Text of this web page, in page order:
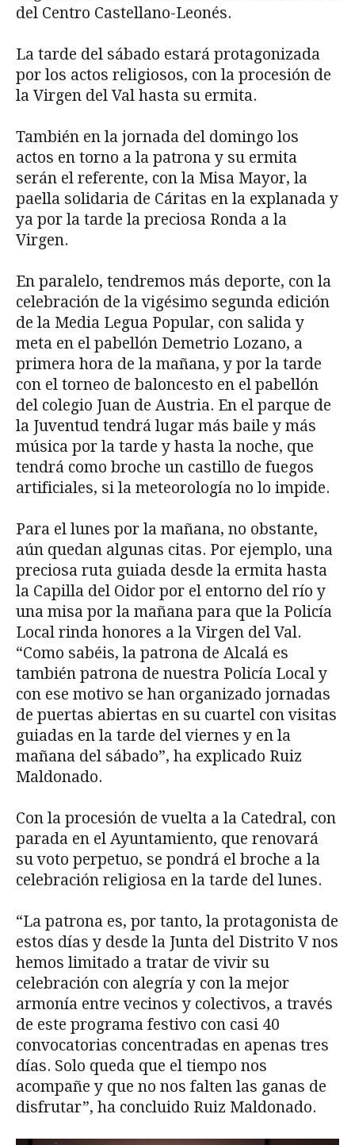
del Centro Castellano-Leonés.
La tarde del sábado estará protagonizada
por los actos religiosos, con la procesión de
la Virgen del Val hasta su ermita.
También en la jornada del domingo los
actos en torno a la patrona y su ermita
serán el referente, con la Misa Mayor, la
paella solidaria de Cáritas en la explanada y
ya por la tarde la preciosa Ronda a la
Virgen.
En paralelo, tendremos más deporte, con la
celebración de la vigésimo segunda edición
de la Media Legua Popular, con salida y
meta en el pabellón Demetrio Lozano, a
primera hora de la mañana, y por la tarde
con el torneo de baloncesto en el pabellón
del colegio Juan de Austria. En el parque de
la Juventud tendrá lugar más baile y más
música por la tarde y hasta la noche, que
tendrá como broche un castillo de fuegos
artificiales, si la meteorología no lo impide.
Para el lunes por la mañana, no obstante,
aún quedan algunas citas. Por ejemplo, una
preciosa ruta guiada desde la ermita hasta
la Capilla del Oidor por el entorno del río y
una misa por la mañana para que la Policía
Local rinda honores a la Virgen del Val.
“Como sabéis, la patrona de Alcalá es
también patrona de nuestra Policía Local y
con ese motivo se han organizado jornadas
de puertas abiertas en su cuartel con visitas
guiadas en la tarde del viernes y en la
mañana del sábado”, ha explicado Ruiz
Maldonado.
Con la procesión de vuelta a la Catedral, con
parada en el Ayuntamiento, que renovará
su voto perpetuo, se pondrá el broche a la
celebración religiosa en la tarde del lunes.
“La patrona es, por tanto, la protagonista de
estos días y desde la Junta del Distrito V nos
hemos limitado a tratar de vivir su
celebración con alegría y con la mejor
armonía entre vecinos y colectivos, a través
de este programa festivo con casi 40
convocatorias concentradas en apenas tres
días. Solo queda que el tiempo nos
acompañe y que no nos falten las ganas de
disfrutar”, ha concluido Ruiz Maldonado.